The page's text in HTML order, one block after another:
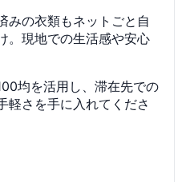
みの衣類もネットごと自
。現地での生活感や安心
均を活用し、滞在先での
軽さを手に入れてくださ